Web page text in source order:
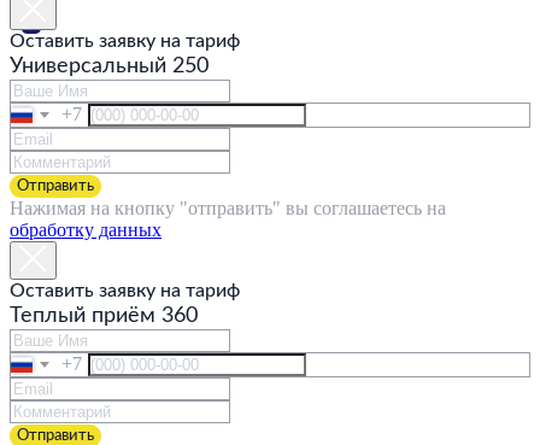
О КОМПАНИИ
ПРОЕКТЫ
БОНУСНЫЕ ПРОГРАММЫ
НОВОСТИ
ВАКАНСИИ
ДЛЯ БИЗНЕСА
ЧАСТНЫМ КЛИЕНТАМ
АГЕНТАМ
+7 495 755 33 33;
gstworld@gmail.com
Следите за нами в сети —
Оставить заявку на тариф
Универсальный 250
+7
Отправить
Нажимая на кнопку "отправить" вы соглашаетесь на
обработку данных
Оставить заявку на тариф
Теплый приём 360
+7
Отправить